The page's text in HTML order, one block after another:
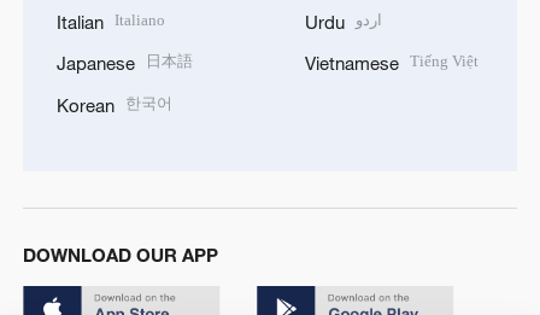
Italian Italiano
Japanese 日本語
Korean 한국어
Urdu اردو
Vietnamese Tiếng Việt
DOWNLOAD OUR APP